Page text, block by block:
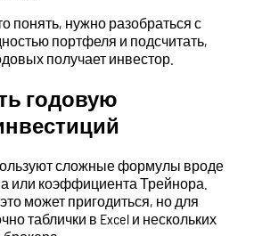
понять, нужно разобраться с
портфеля и подсчитать,
получает инвестор.
годовую
сложные формулы вроде
или коэффициента Трейнора.
может пригодиться, но для
таблички в Excel и нескольких